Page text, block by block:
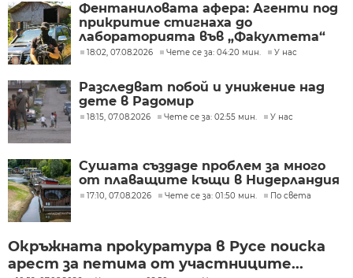
Фентаниловата афера: Агенти под
прикритие стигнаха до
лабораторията във „Факултета“
18:02, 07.08.2026 Чете се за: 04:20 мин. У нас
Разследват побой и унижение над
дете в Радомир
18:15, 07.08.2026 Чете се за: 02:55 мин. У нас
Сушата създаде проблем за много
от плаващите къщи в Нидерландия
17:10, 07.08.2026 Чете се за: 01:50 мин. По света
Окръжната прокуратура в Русе поиска
арест за петима от участниците...